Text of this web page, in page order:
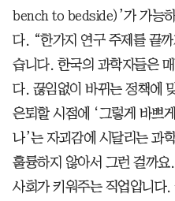
bench to bedside)’가 가능
다. “한가지 연구 주제를 끝
습니다. 한국의 과학자들은
다. 끊임없이 바뀌는 정책에
은퇴할 시점에 ‘그렇게 바쁘
나’는 자괴감에 시달리는 과
훌륭하지 않아서 그런 걸까
사회가 키워주는 직업입니다